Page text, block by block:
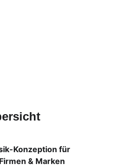
Konzeption für
& Marken